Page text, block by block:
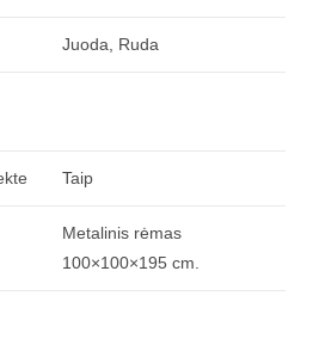
Juoda, Ruda
Taip
Metalinis rėmas
100×100×195 cm.